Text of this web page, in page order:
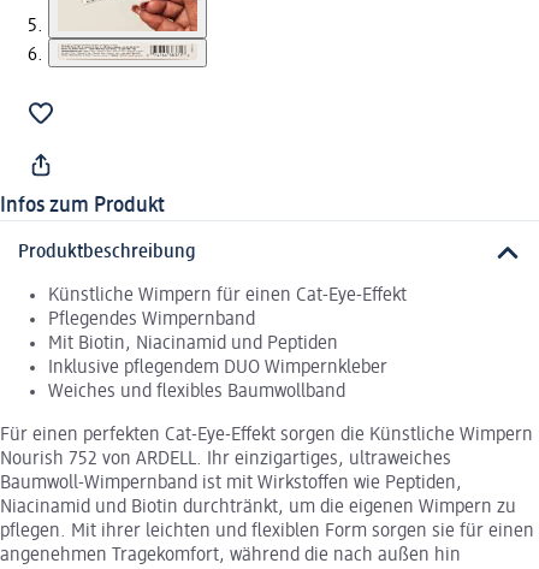
Infos zum Produkt
Produktbeschreibung
Künstliche Wimpern für einen Cat-Eye-Effekt
Pflegendes Wimpernband
Mit Biotin, Niacinamid und Peptiden
Inklusive pflegendem DUO Wimpernkleber
Weiches und flexibles Baumwollband
Für einen perfekten Cat-Eye-Effekt sorgen die Künstliche Wimpern
Nourish 752 von ARDELL. Ihr einzigartiges, ultraweiches
Baumwoll-Wimpernband ist mit Wirkstoffen wie Peptiden,
Niacinamid und Biotin durchtränkt, um die eigenen Wimpern zu
pflegen. Mit ihrer leichten und flexiblen Form sorgen sie für einen
angenehmen Tragekomfort, während die nach außen hin